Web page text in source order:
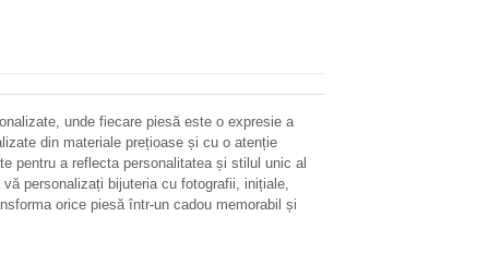
unde fiecare piesă este o expresie a
din materiale prețioase și cu o atenție
pentru a reflecta personalitatea și stilul unic al
personalizați bijuteria cu fotografii, inițiale,
orice piesă într-un cadou memorabil și